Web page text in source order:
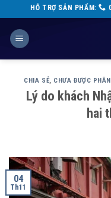
to
content
SẢN PHẨM: 02203 55
CHIA SẺ, CHƯA ĐƯỢC
Lý do khách
hai
04
Th11